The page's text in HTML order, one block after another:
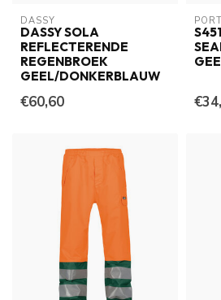
DASSY
DASSY SOLA
REFLECTERENDE
REGENBROEK
GEEL/DONKERBLAUW
€60,60